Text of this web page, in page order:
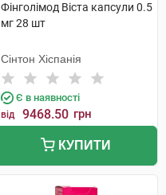
Фінголімод Віста капсули 0.5
мг 28 шт
Сінтон Хіспанія
Є в наявності
від 9468.50 грн
КУПИТИ